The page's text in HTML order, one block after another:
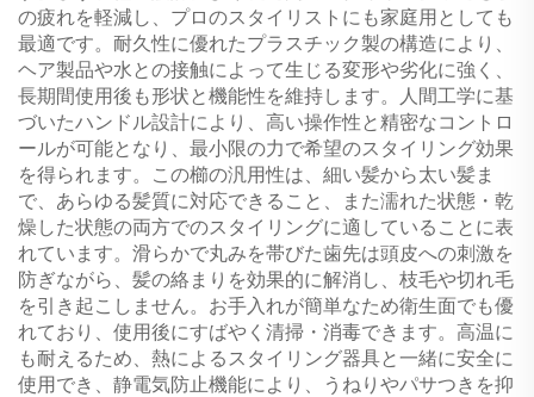
の疲れを軽減し、プロのスタイリストにも家庭用としても
最適です。耐久性に優れたプラスチック製の構造により、
ヘア製品や水との接触によって生じる変形や劣化に強く、
長期間使用後も形状と機能性を維持します。人間工学に基
づいたハンドル設計により、高い操作性と精密なコントロ
ールが可能となり、最小限の力で希望のスタイリング効果
を得られます。この櫛の汎用性は、細い髪から太い髪ま
で、あらゆる髪質に対応できること、また濡れた状態・乾
燥した状態の両方でのスタイリングに適していることに表
れています。滑らかで丸みを帯びた歯先は頭皮への刺激を
防ぎながら、髪の絡まりを効果的に解消し、枝毛や切れ毛
を引き起こしません。お手入れが簡単なため衛生面でも優
れており、使用後にすばやく清掃・消毒できます。高温に
も耐えるため、熱によるスタイリング器具と一緒に安全に
使用でき、静電気防止機能により、うねりやパサつきを抑